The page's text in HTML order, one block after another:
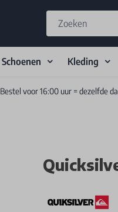
Schoenen Kleding
Bestel voor 16:00 uur = dezelfde